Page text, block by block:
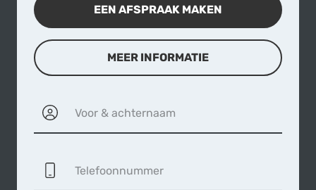
EEN AFSPRAAK MAKEN
MEER INFORMATIE
Voor & achternaam
Telefoonnummer